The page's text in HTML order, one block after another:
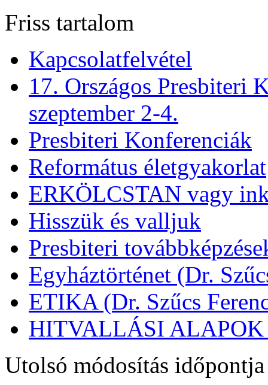
Friss tartalom
Kapcsolatfelvétel
17. Országos Presbiteri
szeptember 2-4.
Presbiteri Konferenciák
Református életgyakorlat
ERKÖLCSTAN vagy
Hisszük és valljuk
Presbiteri
Egyháztörténet (Dr.
ETIKA (Dr. Szűcs
HITVALLÁSI ALAPOK
Utolsó módosítás időpontja